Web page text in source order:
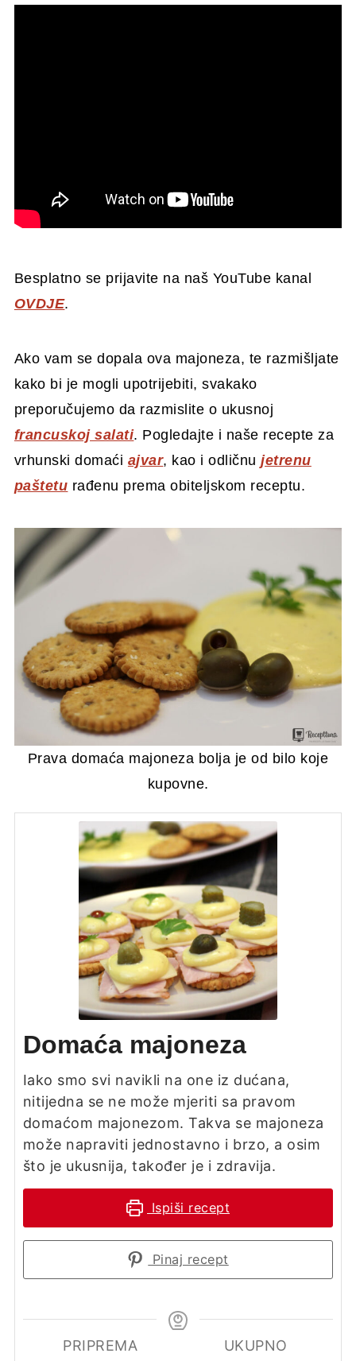
Besplatno se prijavite na naš YouTube kanal
OVDJE.
Ako vam se dopala ova majoneza, te razmišljate
kako bi je mogli upotrijebiti, svakako
preporučujemo da razmislite o ukusnoj
francuskoj salati. Pogledajte i naše recepte za
vrhunski domaći ajvar, kao i odličnujetrenu
paštetu rađenu prema obiteljskom receptu.
Prava domaća majoneza bolja je od bilo koje
kupovne.
Domaća majoneza
Iako smo svi navikli na one iz dućana,
nitijedna se ne može mjeriti sa pravom
domaćom majonezom. Takva se majoneza
može napraviti jednostavno i brzo, a osim
što je ukusnija, također je i zdravija.
Ispiši recept
Pinaj recept
PRIPREMA
UKUPNO